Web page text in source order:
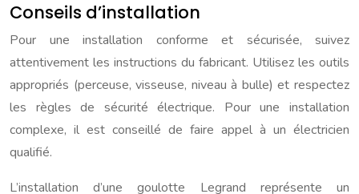
Conseils d’installation
Pour une installation conforme et sécurisée, suivez
attentivement les instructions du fabricant. Utilisez les outils
appropriés (perceuse, visseuse, niveau à bulle) et respectez
les règles de sécurité électrique. Pour une installation
complexe, il est conseillé de faire appel à un électricien
qualifié.
L’installation d’une goulotte Legrand représente un